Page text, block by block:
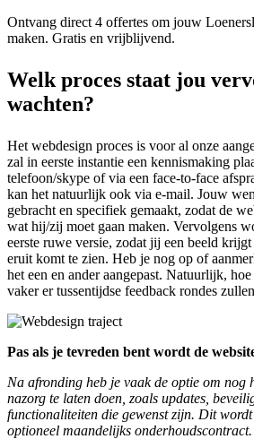
Ontvang direct 4 offertes om jouw
maken. Gratis en vrijblijvend.
Welk proces staat jou
wachten?
Het webdesign proces is voor al onze
zal in eerste instantie een kennismaking
telefoon/skype of via een face-to-face
kan het natuurlijk ook via e-mail. Jouw
gebracht en specifiek gemaakt, zodat de
wat hij/zij moet gaan maken. Vervolgens
eerste ruwe versie, zodat jij een beeld
eruit komt te zien. Heb je nog op of
het een en ander aangepast. Natuurlijk,
vaker er tussentijdse feedback rondes
Pas als je tevreden bent wordt de
Na afronding heb je vaak de optie om nog
nazorg te laten doen, zoals updates,
functionaliteiten die gewenst zijn. Dit
optioneel maandelijks onderhoudscontract.